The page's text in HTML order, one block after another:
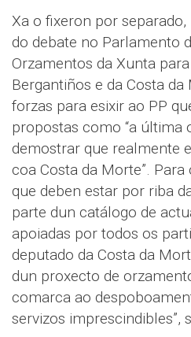
Xa o fixeron por
do debate no Parlamento
Orzamentos da Xunta
Bergantiños e da Costa
forzas para esixir ao PP
propostas como “a última
demostrar que realmente
coa Costa da Morte”.
que deben estar por riba
parte dun catálogo de
apoiadas por todos os
deputado da Costa da
dun proxecto de
comarca ao
servizos imprescindibles”,